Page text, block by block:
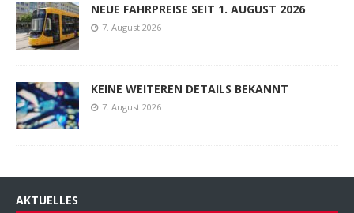
NEUE FAHRPREISE SEIT 1. AUGUST 2026
7. August 2026
KEINE WEITEREN DETAILS BEKANNT
7. August 2026
AKTUELLES